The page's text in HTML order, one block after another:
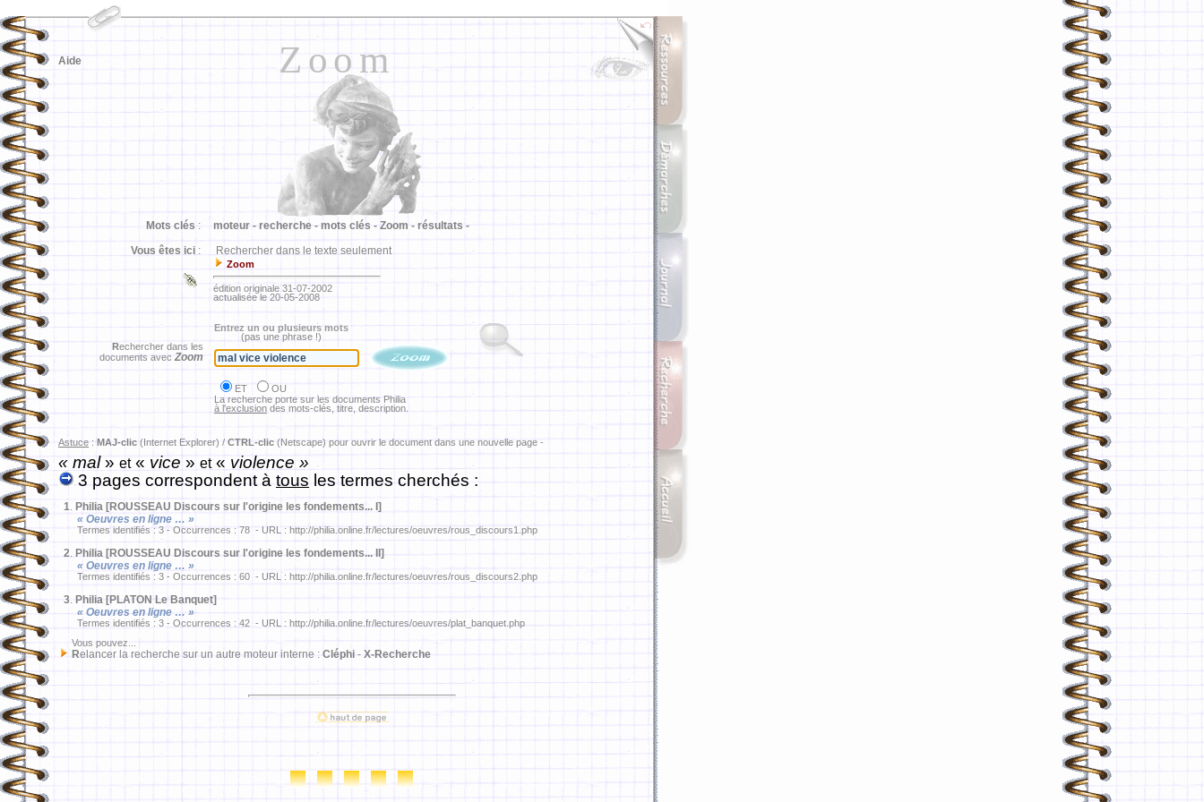
Zoom
Aide
Mots clés : moteur - recherche - mots clés - Zoom - résultats -
Vous êtes ici : Rechercher dans le texte seulement
Zoom
édition originale 31-07-2002
actualisée le 20-05-2008
Rechercher dans les
documents avec Zoom
Entrez un ou plusieurs mots
(pas une phrase !)
ET
OU
La recherche porte sur les documents Philia
à l'exclusion des mots-clés, titre, description.
Astuce : MAJ-clic (Internet Explorer) / CTRL-clic (Netscape) pour ouvrir le document dans une nouvelle page -
« mal» et« vice » et« violence »
3 pages correspondent à tous les termes cherchés :
1. Philia [ROUSSEAU Discours sur l'origine les fondements... I]
« Oeuvres en ligne … »
Termes identifiés : 3 - Occurrences : 78 - URL : http://philia.online.fr/lectures/oeuvres/rous_discours1.php
2. Philia [ROUSSEAU Discours sur l'origine les fondements... II]
« Oeuvres en ligne … »
Termes identifiés : 3 - Occurrences : 60 - URL : http://philia.online.fr/lectures/oeuvres/rous_discours2.php
3. Philia [PLATON Le Banquet]
« Oeuvres en ligne … »
Termes identifiés : 3 - Occurrences : 42 - URL : http://philia.online.fr/lectures/oeuvres/plat_banquet.php
Vous pouvez...
Relancer la recherche sur un autre moteur interne : Cléphi - X-Recherche